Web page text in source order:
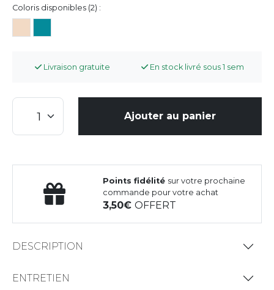
Coloris disponibles (2) :
Livraison gratuite En stock livré sous 1 sem
Ajouter au panier
Points fidélité sur votre prochaine
commande pour votre achat
3,50OFFERT
DESCRIPTION
ENTRETIEN